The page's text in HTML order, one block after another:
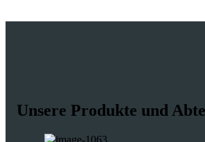
Unsere Produkte und